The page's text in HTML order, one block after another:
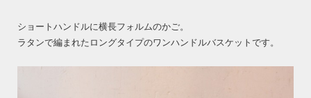
ショートハンドルに横長フォルムのかご。
ラタンで編まれたロングタイプのワンハンドルバスケットです。